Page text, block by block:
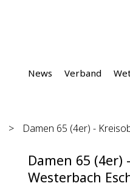
News Verband
> Damen 65 (4er) -
Damen 65 (4er)
Westerbach